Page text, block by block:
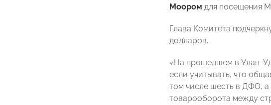
Моором для посещения
Глава Комитета
долларов.
«На прошедшем в Улан-
если учитывать, что
том числе шесть в ДФО, а
товарооборота между